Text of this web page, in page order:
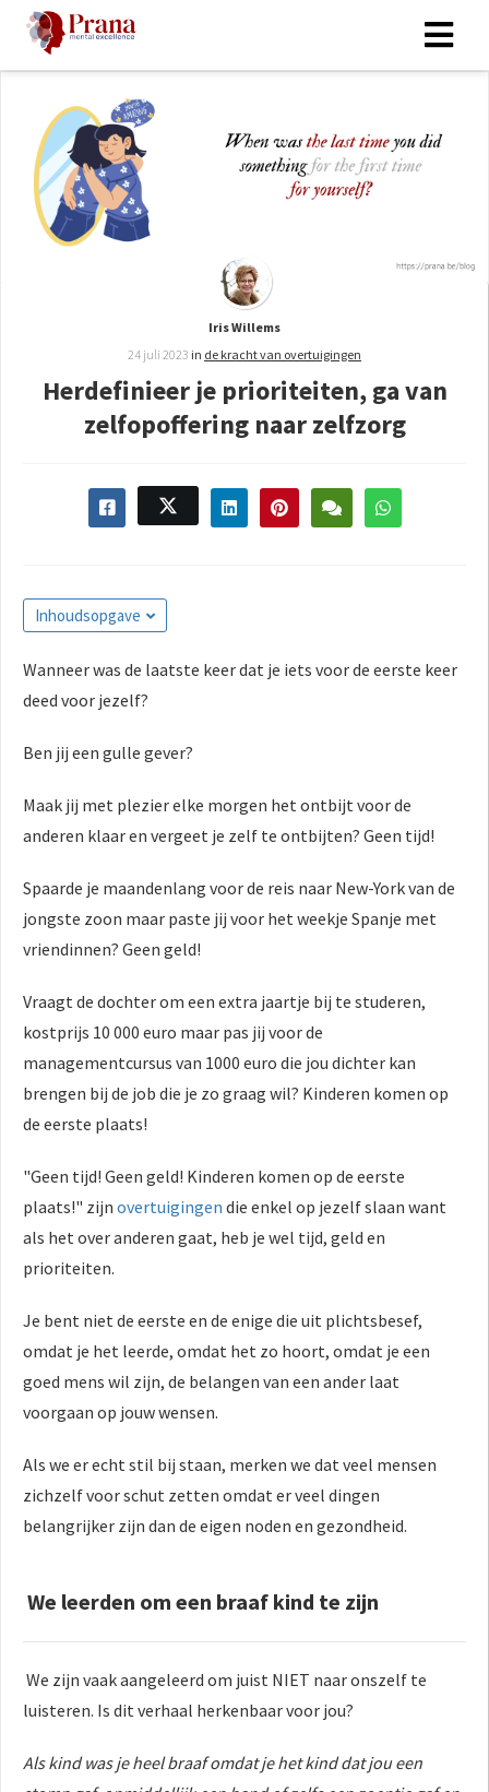
Iris Willems
24 juli 2023 in de kracht van overtuigingen
Herdefinieer je prioriteiten, ga van
zelfopoffering naar zelfzorg
Inhoudsopgave
Wanneer was de laatste keer dat je iets voor de eerste keer
deed voor jezelf?
Ben jij een gulle gever?
Maak jij met plezier elke morgen het ontbijt voor de
anderen klaar en vergeet je zelf te ontbijten? Geen tijd!
Spaarde je maandenlang voor de reis naar New-York van de
jongste zoon maar paste jij voor het weekje Spanje met
vriendinnen? Geen geld!
Vraagt de dochter om een extra jaartje bij te studeren,
kostprijs 10 000 euro maar pas jij voor de
managementcursus van 1000 euro die jou dichter kan
brengen bij de job die je zo graag wil? Kinderen komen op
de eerste plaats!
"Geen tijd! Geen geld! Kinderen komen op de eerste
plaats!" zijn overtuigingen die enkel op jezelf slaan want
als het over anderen gaat, heb je wel tijd, geld en
prioriteiten.
Je bent niet de eerste en de enige die uit plichtsbesef,
omdat je het leerde, omdat het zo hoort, omdat je een
goed mens wil zijn, de belangen van een ander laat
voorgaan op jouw wensen.
Als we er echt stil bij staan, merken we dat veel mensen
zichzelf voor schut zetten omdat er veel dingen
belangrijker zijn dan de eigen noden en gezondheid.
We leerden om een braaf kind te zijn
We zijn vaak aangeleerd om juist NIET naar onszelf te
luisteren. Is dit verhaal herkenbaar voor jou?
Als kind was je heel braaf omdat je het kind dat jou een